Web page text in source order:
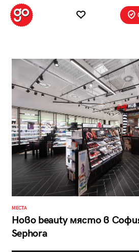
МЕСТА
Ново beauty място в
Sephora